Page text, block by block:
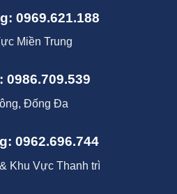
0969.621.188
Miền Trung
0986.709.539
Đống Đa
0962.696.744
Khu Vực Thanh trì